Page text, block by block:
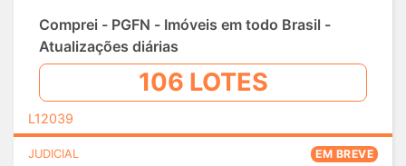
Comprei - PGFN - Imóveis em todo Brasil -
Atualizações diárias
106 LOTES
L12039
JUDICIAL
EM BREVE